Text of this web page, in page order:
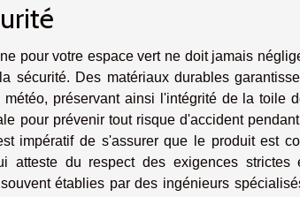
pour votre espace vert ne doit jamais
sécurité. Des matériaux durables
préservant ainsi l'intégrité de la toile
pour prévenir tout risque d'accident
impératif de s'assurer que le produit est
atteste du respect des exigences
établies par des ingénieurs